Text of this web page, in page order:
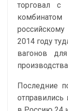
торговал с
2014 году
вагонов
Последние